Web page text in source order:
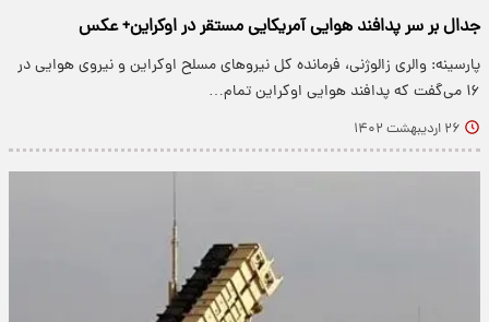
جدال بر سر پدافند هوایی آمریکایی مستقر در اوکراین+ عکس
پارسینه: والری زالوژنی، فرمانده کل نیرو‌های مسلح اوکراین و نیروی هوایی در
۱۶ می‌گفت که پدافند هوایی اوکراین تمام…
۲۶ اردیبهشت ۱۴۰۲